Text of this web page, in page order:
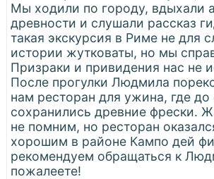
Мы ходили по городу, вдыхали
древности и слушали рассказ
такая экскурсия в Риме не для
истории жутковаты, но мы
Призраки и привидения нас не
После прогулки Людмила
нам ресторан для ужина, где до
сохранились древние фрески.
не помним, но ресторан
хорошим в районе Кампо дей
рекомендуем обращаться к
пожалеете!